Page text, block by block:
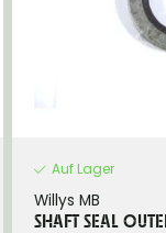
Auf Lager
Willys MB
SHAFT SEAL